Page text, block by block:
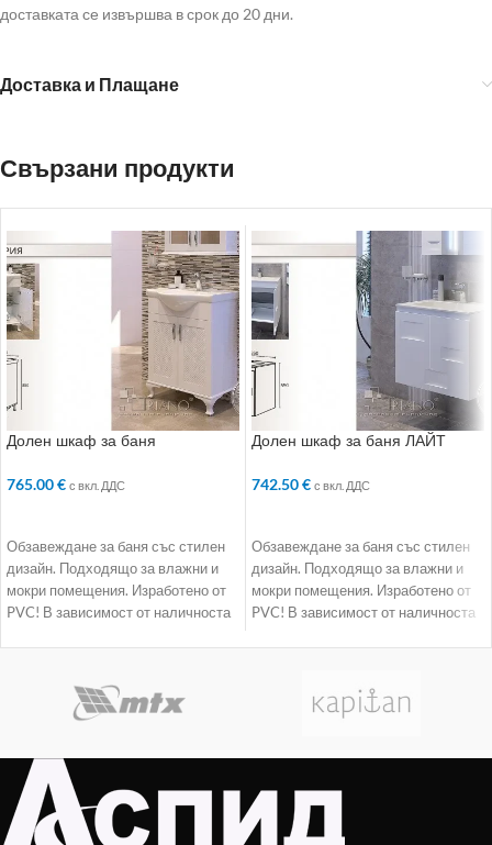
доставката се извършва в срок до 20 дни.
Доставка и Плащане
Свързани продукти
Долен шкаф за баня
765.00€ с вкл. ДДС
Обзавеждане за баня със стилен
дизайн. Подходящо за влажни и
мокри помещения. Изработено от
PVC! В зависимост от наличноста
Долен шкаф за баня ЛАЙТ
742.50€ с вкл. ДДС
Обзавеждане за баня със стилен
дизайн. Подходящо за влажни и
мокри помещения. Изработено от
PVC! В зависимост от наличноста